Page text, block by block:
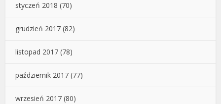
styczeń 2018 (70)
grudzień 2017 (82)
listopad 2017 (78)
październik 2017 (77)
wrzesień 2017 (80)